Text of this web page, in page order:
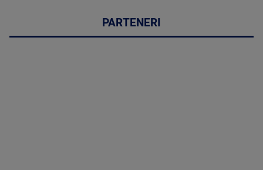
PARTENERI